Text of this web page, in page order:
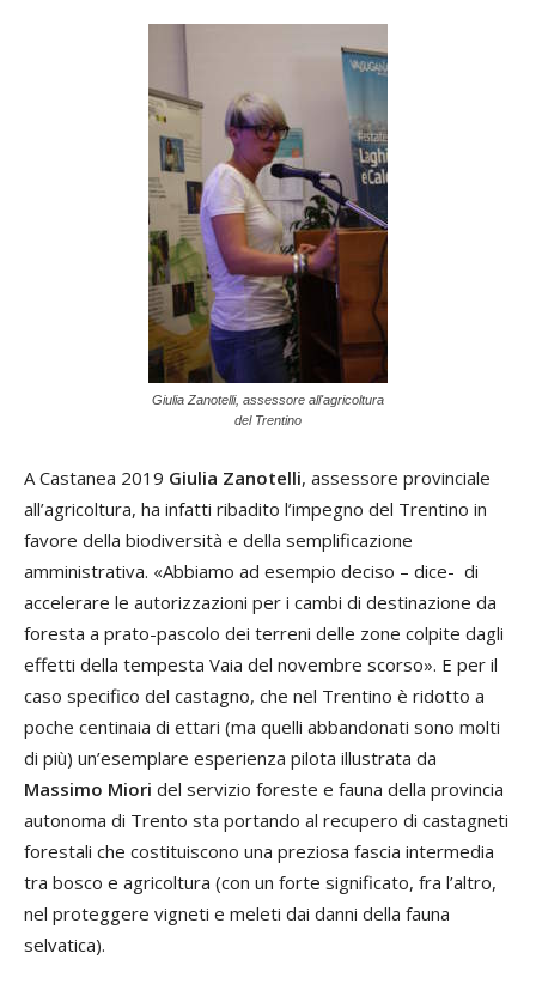
Giulia Zanotelli, assessore all'agricoltura
del Trentino
A Castanea 2019 Giulia Zanotelli, assessore provinciale
all’agricoltura, ha infatti ribadito l’impegno del Trentino in
favore della biodiversità e della semplificazione
amministrativa. «Abbiamo ad esempio deciso – dice- di
accelerare le autorizzazioni per i cambi di destinazione da
foresta a prato-pascolo dei terreni delle zone colpite dagli
effetti della tempesta Vaia del novembre scorso». E per il
caso specifico del castagno, che nel Trentino è ridotto a
poche centinaia di ettari (ma quelli abbandonati sono molti
di più) un’esemplare esperienza pilota illustrata da
Massimo Miori del servizio foreste e fauna della provincia
autonoma di Trento sta portando al recupero di castagneti
forestali che costituiscono una preziosa fascia intermedia
tra bosco e agricoltura (con un forte significato, fra l’altro,
nel proteggere vigneti e meleti dai danni della fauna
selvatica).